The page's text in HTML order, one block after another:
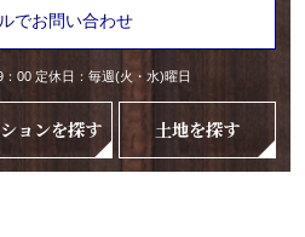
でお問い合わせ
00 定休日：毎週(火・水)曜日
ョンを探す 土地を探す